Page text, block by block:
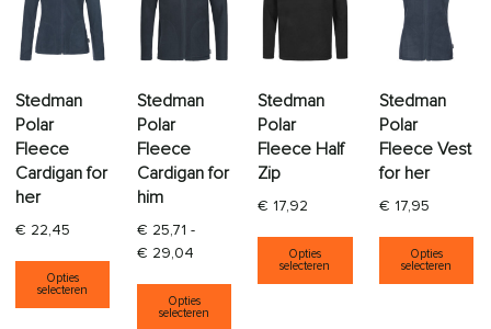
Stedman
Polar
Fleece
Cardigan for
her
€ 22,45
Opties
selecteren
Dit product heeft meerdere variaties. Deze optie
Stedman
Polar
Fleece
Cardigan for
him
€ 25,71 -
€ 29,04Prijsklasse: € 25,71 tot € 29,04
Opties
selecteren
Dit product heeft meerdere
Stedman
Polar
Fleece Half
Zip
€ 17,92
Opties
selecteren
Dit product heeft
Stedman
Polar
Fleece Vest
for her
€ 17,95
Opties
selecteren